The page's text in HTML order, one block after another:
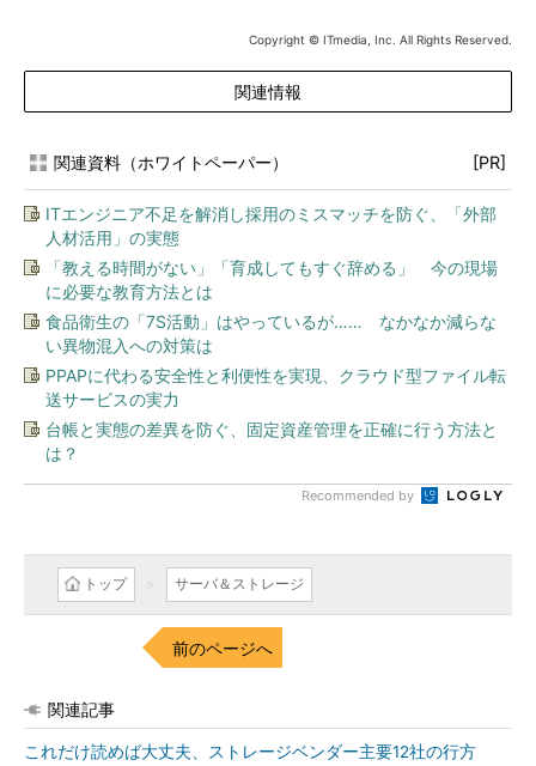
Copyright © ITmedia, Inc. All Rights Reserved.
関連情報
関連資料（ホワイトペーパー） [PR]
ITエンジニア不足を解消し採用のミスマッチを防ぐ、「外部
人材活用」の実態
「教える時間がない」「育成してもすぐ辞める」 今の現場
に必要な教育方法とは
食品衛生の「7S活動」はやっているが…… なかなか減らな
い異物混入への対策は
PPAPに代わる安全性と利便性を実現、クラウド型ファイル転
送サービスの実力
台帳と実態の差異を防ぐ、固定資産管理を正確に行う方法と
は？
Recommended by
トップ サーバ＆ストレージ
前のページへ
関連記事
これだけ読めば大丈夫、ストレージベンダー主要12社の行方